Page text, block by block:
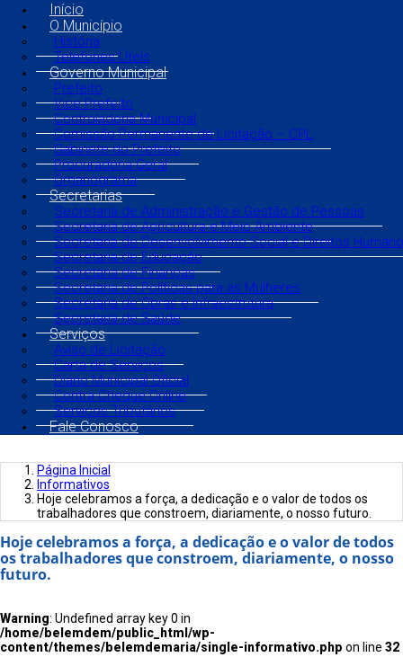
Início
O Município
História
Telefones Úteis
Governo Municipal
Prefeito
Vice Prefeito
Controladoria Municipal
Comissão Permanente de Licitação – CPL
Gabinete do Prefeito
Procuradoria Geral
Organograma
Secretarias
Secretaria de Administração e Gestão de Pessoas
Secretaria de Agricultura e Meio Ambiente
Secretaria de Desenvolvimento Social e Direitos
Secretaria de Educação
Secretaria de Finanças
Secretaria de Políticas para as Mulheres
Secretaria de Obras e Infraestrutura
Secretaria de Saúde
Serviços
Aviso de Licitação
Carta de Serviços
Diário Municipal Oficial
Contra Cheque Online
Serviços Tributários
Fale Conosco
Página Inicial
Informativos
Hoje celebramos a força, a dedicação e o valor de todos os
trabalhadores que constroem, diariamente, o nosso futuro.
Hoje celebramos a força, a dedicação e o valor de todos
os trabalhadores que constroem, diariamente, o nosso
futuro.
Warning: Undefined array key 0 in
/home/belemdem/public_html/wp-
content/themes/belemdemaria/single-informativo.php on line 32